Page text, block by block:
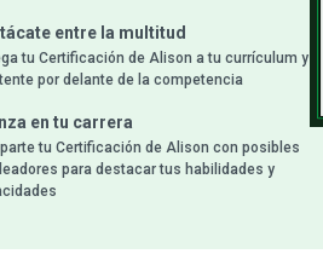
entre la multitud
tu Certificación de Alison a tu currículum y
por delante de la competencia
en tu carrera
tu Certificación de Alison con posibles
para destacar tus habilidades y